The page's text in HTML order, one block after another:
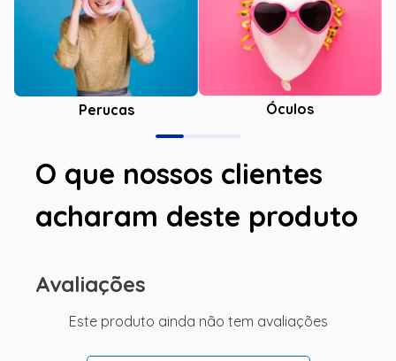
Perucas Óculos
O que nossos clientes
acharam deste produto
Avaliações
Este produto ainda não tem avaliações